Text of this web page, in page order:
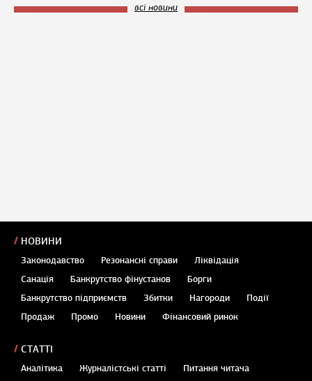
всі новини
НОВИНИ
Законодавство Резонансні справи
Ліквідація
Санація
Банкрутство фінустанов
Борги
Банкрутство підприємств
Збитки Нагороди
Події
Продаж
Промо Новини Фінансовий ринок
СТАТТІ
Аналітика Журналістські статті
Питання читача